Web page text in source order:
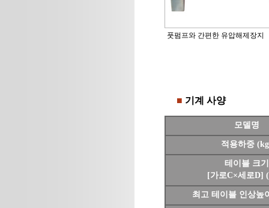
풋펌프와 간편한 유압해제장지
■ 기계 사양
모델명
적용하중
테이블 크기
[가로C×세로D]
최고 테이블 인상높